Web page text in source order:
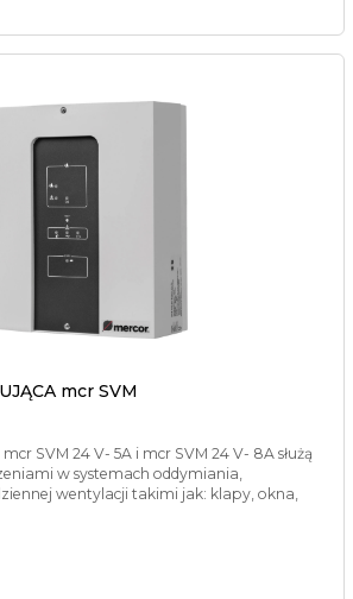
mcr SVM
SVM 24 V- 5A i mcr SVM 24 V- 8A służą
w systemach oddymiania,
wentylacji takimi jak: klapy, okna,